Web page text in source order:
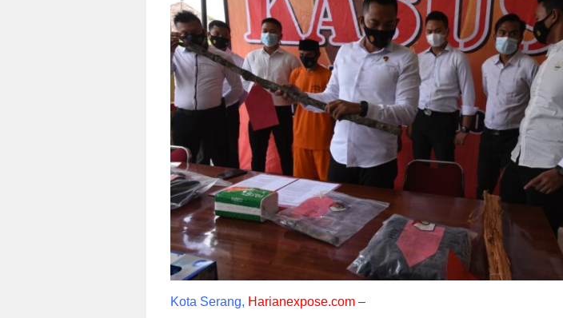
Kota Serang, Harianexpose.com –